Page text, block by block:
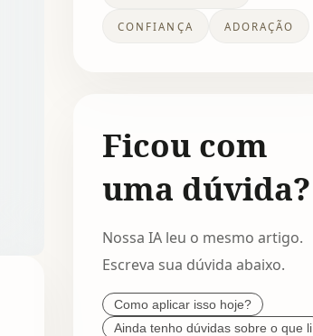
CONFIANÇA ADORAÇÃO
Ficou com
uma dúvida?
Nossa IA leu o mesmo artigo.
Escreva sua dúvida abaixo.
Como aplicar isso hoje?
Ainda tenho dúvidas sobre o que li